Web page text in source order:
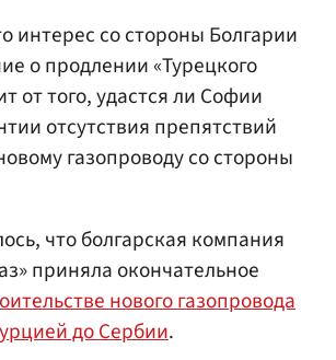
интерес со стороны Болгарии
о продлении «Турецкого
от того, удастся ли Софии
отсутствия препятствий
газопроводу со стороны
что болгарская компания
приняла окончательное
нового газопровода
до Сербии.